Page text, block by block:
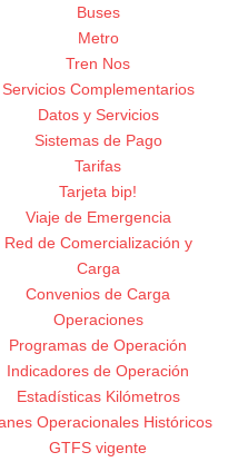
Buses
Metro
Tren Nos
Servicios Complementarios
Datos y Servicios
Sistemas de Pago
Tarifas
Tarjeta bip!
Viaje de Emergencia
Red de Comercialización y
Carga
Convenios de Carga
Operaciones
Programas de Operación
Indicadores de Operación
Estadísticas Kilómetros
Operacionales Históricos
GTFS vigente